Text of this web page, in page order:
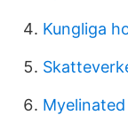
Kungliga